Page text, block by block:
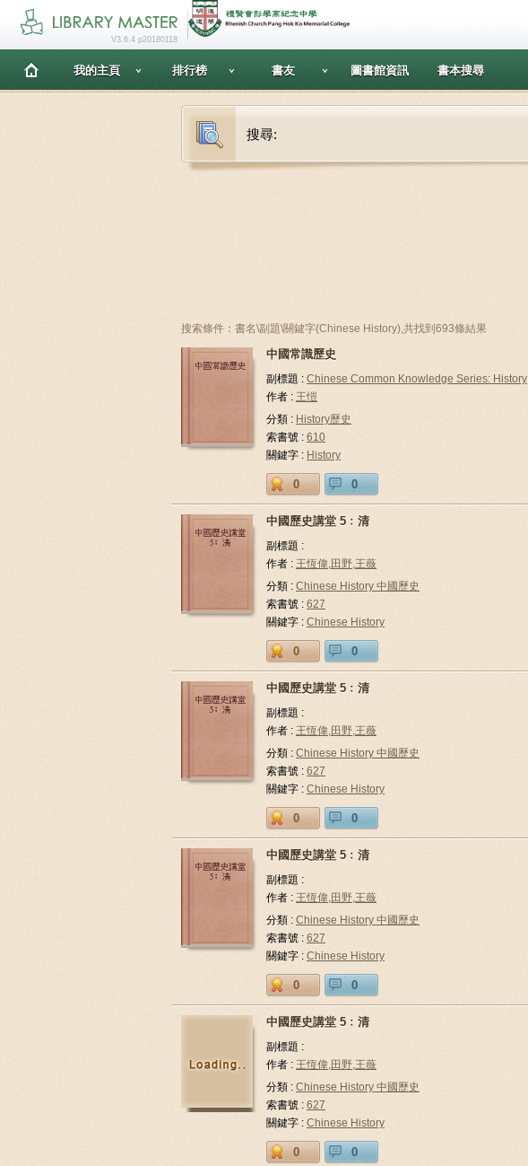
V3.6.4 p20180118
我的主頁 排行榜 書友 圖書館資訊 書本搜尋
搜尋:
搜索條件：書名\副題\關鍵字(Chinese History),共找到693條結果
中國常識歷史
副標題 : Chinese Common Knowledge Series: History
作者 : 王愷
分類 : History歷史
索書號 : 610
關鍵字 : History
0 0
中國歷史講堂 5﹕清
副標題 :
作者 : 王恆偉,田野,王薇
分類 : Chinese History 中國歷史
索書號 : 627
關鍵字 : Chinese History
0 0
中國歷史講堂 5﹕清
副標題 :
作者 : 王恆偉,田野,王薇
分類 : Chinese History 中國歷史
索書號 : 627
關鍵字 : Chinese History
0 0
中國歷史講堂 5﹕清
副標題 :
作者 : 王恆偉,田野,王薇
分類 : Chinese History 中國歷史
索書號 : 627
關鍵字 : Chinese History
0 0
中國歷史講堂 5﹕清
副標題 :
作者 : 王恆偉,田野,王薇
分類 : Chinese History 中國歷史
索書號 : 627
關鍵字 : Chinese History
0 0